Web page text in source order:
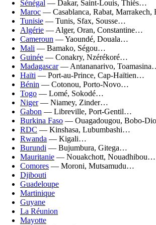
Sénégal — Dakar, Saint-Louis, Thiès…
Maroc — Casablanca, Rabat, Marrakech,
Tunisie — Tunis, Sfax, Sousse…
Algérie — Alger, Oran, Constantine…
Cameroun — Yaoundé, Douala…
Mali — Bamako, Ségou…
Guinée — Conakry, Nzérékoré…
Madagascar— Antananarivo,
Haïti — Port-au-Prince, Cap-Haïtien…
Bénin — Cotonou, Porto-Novo…
Togo — Lomé, Sokodé…
Niger— Niamey, Zinder…
Gabon — Libreville, Port-Gentil…
Burkina Faso — Ouagadougou, Bobo-
RDC — Kinshasa, Lubumbashi…
Rwanda — Kigali…
Burundi — Bujumbura, Gitega…
Mauritanie — Nouakchott, Nouadhibou…
Comores — Moroni, Mutsamudu…
Djibouti
Guadeloupe
Martinique
Guyane
La Réunion
Mayotte